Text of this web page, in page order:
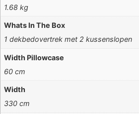
1.68 kg
Whats In The Box
1 dekbedovertrek met 2 kussenslopen
Width Pillowcase
60 cm
Width
330 cm